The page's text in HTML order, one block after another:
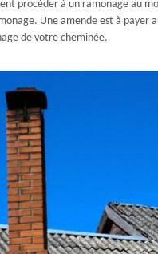
procéder à un ramonage au
Une amende est à payer
de votre cheminée.